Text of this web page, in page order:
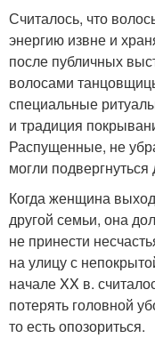
Считалось, что
энергию извне и
после публичных
волосами
специальные
и традиция
Распущенные, не
могли
Когда женщина
другой семьи, она
не принести
на улицу с
начале XX в.
потерять головной
то есть опозориться.